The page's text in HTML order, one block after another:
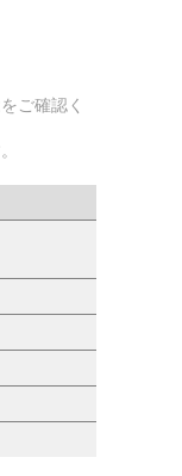
ご確認く